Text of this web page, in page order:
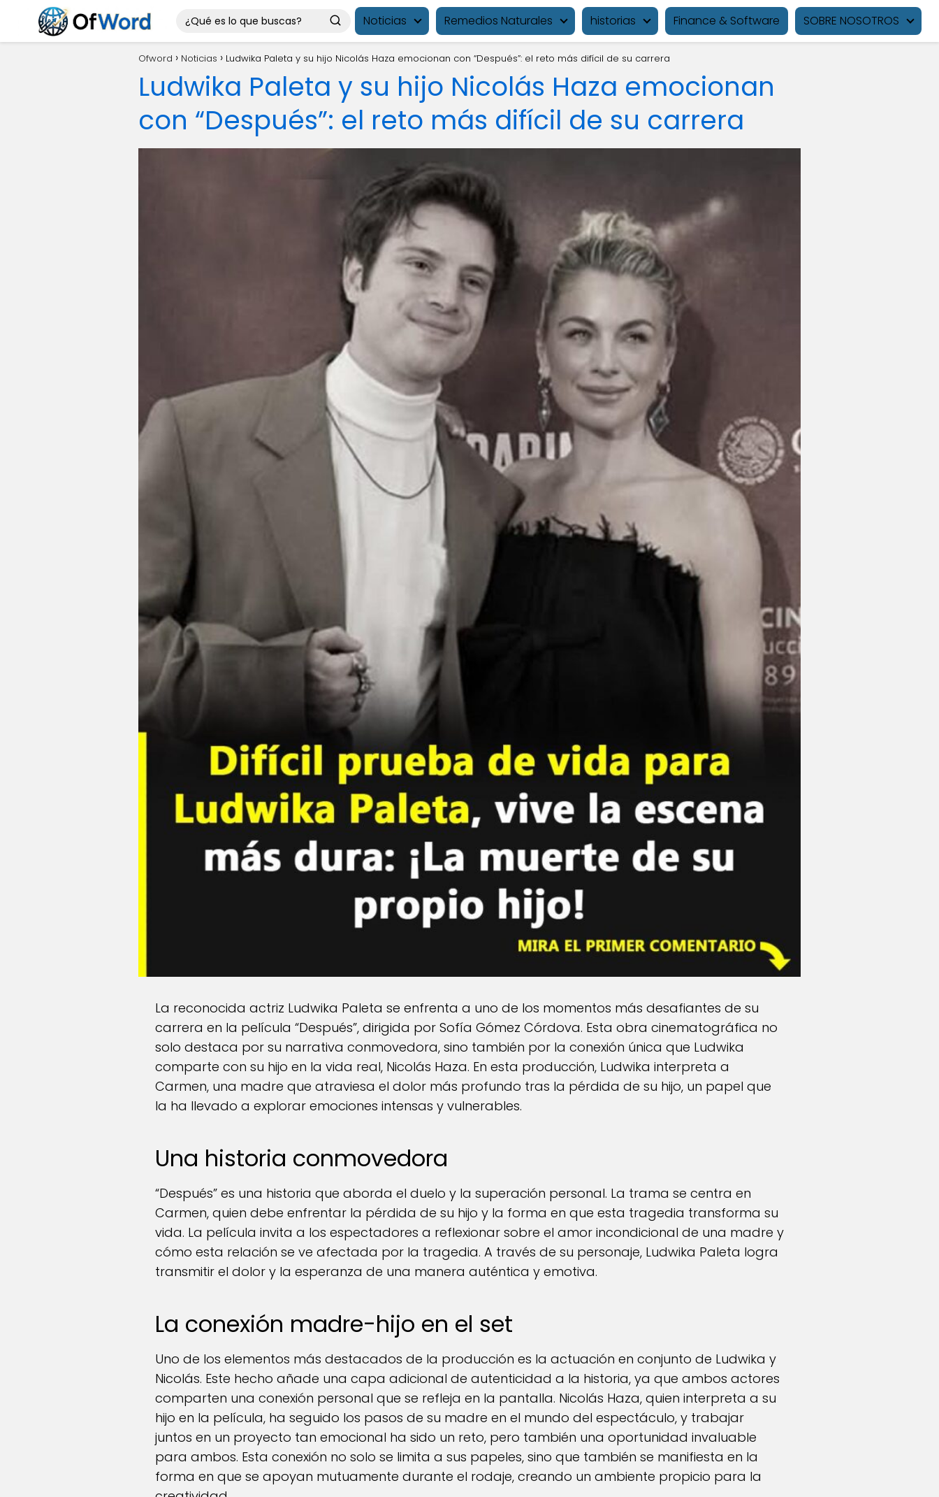
Noticias Remedios Naturales historias Finance & Software SOBRE NOSOTROS
Ofword Noticias Ludwika Paleta y su hijo Nicolás Haza emocionan con “Después”: el reto más difícil de su carrera
Ludwika Paleta y su hijo Nicolás Haza emocionan
con “Después”: el reto más difícil de su carrera
La reconocida actriz Ludwika Paleta se enfrenta a uno de los momentos más desafiantes de su
carrera en la película “Después”, dirigida por Sofía Gómez Córdova. Esta obra cinematográfica no
solo destaca por su narrativa conmovedora, sino también por la conexión única que Ludwika
comparte con su hijo en la vida real, Nicolás Haza. En esta producción, Ludwika interpreta a
Carmen, una madre que atraviesa el dolor más profundo tras la pérdida de su hijo, un papel que
la ha llevado a explorar emociones intensas y vulnerables.
Una historia conmovedora
“Después” es una historia que aborda el duelo y la superación personal. La trama se centra en
Carmen, quien debe enfrentar la pérdida de su hijo y la forma en que esta tragedia transforma su
vida. La película invita a los espectadores a reflexionar sobre el amor incondicional de una madre y
cómo esta relación se ve afectada por la tragedia. A través de su personaje, Ludwika Paleta logra
transmitir el dolor y la esperanza de una manera auténtica y emotiva.
La conexión madre-hijo en el set
Uno de los elementos más destacados de la producción es la actuación en conjunto de Ludwika y
Nicolás. Este hecho añade una capa adicional de autenticidad a la historia, ya que ambos actores
comparten una conexión personal que se refleja en la pantalla. Nicolás Haza, quien interpreta a su
hijo en la película, ha seguido los pasos de su madre en el mundo del espectáculo, y trabajar
juntos en un proyecto tan emocional ha sido un reto, pero también una oportunidad invaluable
para ambos. Esta conexión no solo se limita a sus papeles, sino que también se manifiesta en la
forma en que se apoyan mutuamente durante el rodaje, creando un ambiente propicio para la